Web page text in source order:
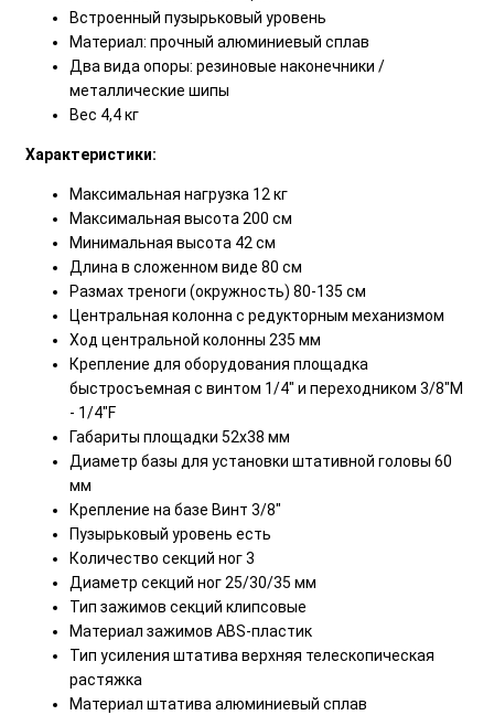
Встроенный пузырьковый уровень
Материал: прочный алюминиевый сплав
Два вида опоры: резиновые наконечники /
металлические шипы
Вес 4,4 кг
Характеристики:
Максимальная нагрузка 12 кг
Максимальная высота 200 см
Минимальная высота 42 см
Длина в сложенном виде 80 см
Размах треноги (окружность) 80-135 см
Центральная колонна с редукторным механизмом
Ход центральной колонны 235 мм
Крепление для оборудования площадка
быстросъемная с винтом 1/4" и переходником 3/8"M
- 1/4"F
Габариты площадки 52х38 мм
Диаметр базы для установки штативной головы 60
мм
Крепление на базе Винт 3/8"
Пузырьковый уровень есть
Количество секций ног 3
Диаметр секций ног 25/30/35 мм
Тип зажимов секций клипсовые
Материал зажимов ABS-пластик
Тип усиления штатива верхняя телескопическая
растяжка
Материал штатива алюминиевый сплав